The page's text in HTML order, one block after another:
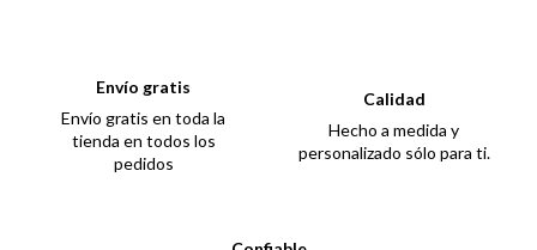
Envío gratis
Envío gratis en toda la
tienda en todos los
pedidos
Calidad
Hecho a medida y
personalizado sólo para ti.